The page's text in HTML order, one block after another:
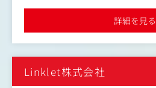
・各モール広告運用（Amazon広
・日次/週次レベルでの売上計画
・EC事業全体のKPI/数値を分析
●ベンチャー企業ではありますが、社
ます。残業時間に関しては、勤怠の仕
いる時間を勤務時間にしよう」という
を達成すると昇給する制度が整ってい
詳細を見る
Linklet株式会社